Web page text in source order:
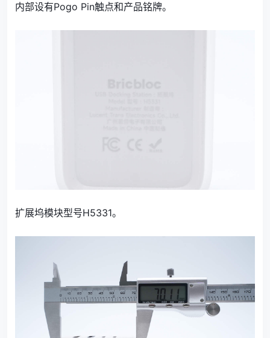
内部设有Pogo Pin触点和产品铭牌。
扩展坞模块型号H5331。